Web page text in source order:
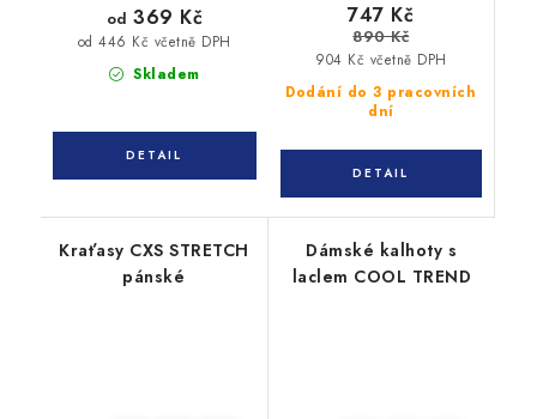
Skladem
od 446 Kč včetně DPH
od 369 Kč
Dodání do 3 pracovních
dní
904 Kč včetně DPH
747 Kč
890 Kč
Kraťasy CXS STRETCH
pánské
Dámské kalhoty s
laclem COOL TREND